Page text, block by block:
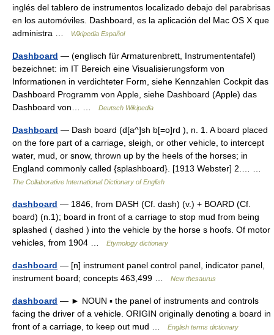
inglés del tablero de instrumentos localizado debajo del parabrisas
en los automóviles. Dashboard, es la aplicación del Mac OS X que
administra …
Wikipedia Español
Dashboard — (englisch für Armaturenbrett, Instrumententafel)
bezeichnet: im IT Bereich eine Visualisierungsform von
Informationen in verdichteter Form, siehe Kennzahlen Cockpit das
Dashboard Programm von Apple, siehe Dashboard (Apple) das
Dashboard von… …
Deutsch Wikipedia
Dashboard — Dash board (d[a^]sh b[=o]rd ), n. 1. A board placed
on the fore part of a carriage, sleigh, or other vehicle, to intercept
water, mud, or snow, thrown up by the heels of the horses; in
England commonly called {splashboard}. [1913 Webster] 2.… …
The Collaborative International Dictionary of English
dashboard — 1846, from DASH (Cf. dash) (v.) + BOARD (Cf.
board) (n.1); board in front of a carriage to stop mud from being
splashed ( dashed ) into the vehicle by the horse s hoofs. Of motor
vehicles, from 1904 …
Etymology dictionary
dashboard — [n] instrument panel control panel, indicator panel,
instrument board; concepts 463,499 …
New thesaurus
dashboard — ► NOUN ▪ the panel of instruments and controls
facing the driver of a vehicle. ORIGIN originally denoting a board in
front of a carriage, to keep out mud …
English terms dictionary